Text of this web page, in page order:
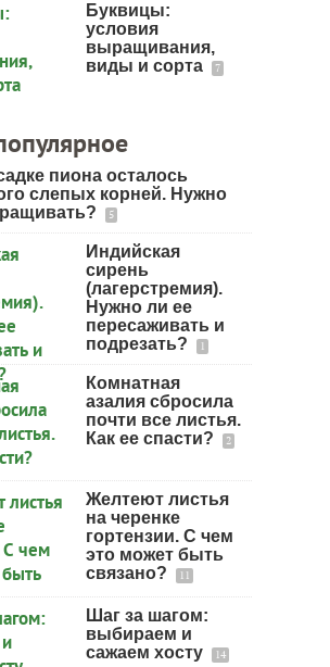
Буквицы:
условия
выращивания,
виды и сорта
7
пиона осталось
слепых корней. Нужно
5
Индийская
сирень
(лагерстремия).
Нужно ли ее
пересаживать и
подрезать?
1
Комнатная
азалия сбросила
почти все листья.
Как ее спасти?
2
Желтеют листья
на черенке
гортензии. С чем
это может быть
связано?
11
Шаг за шагом:
выбираем и
сажаем хосту
14